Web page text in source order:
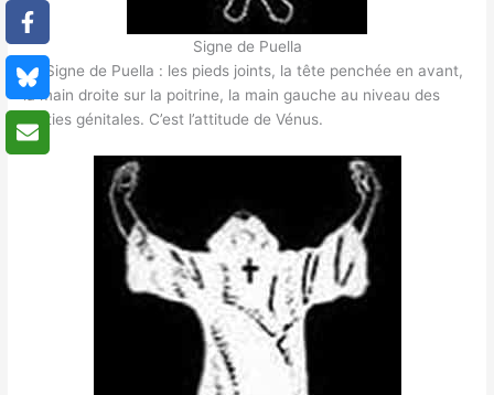
Signe de Puella
Le Signe de Puella : les pieds joints, la tête penchée en avant,
la main droite sur la poitrine, la main gauche au niveau des
parties génitales. C’est l’attitude de Vénus.